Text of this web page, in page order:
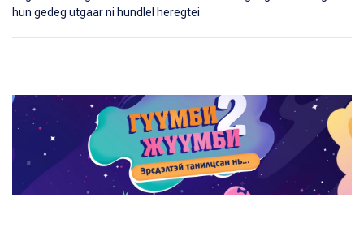
hun gedeg utgaar ni hundlel heregtei